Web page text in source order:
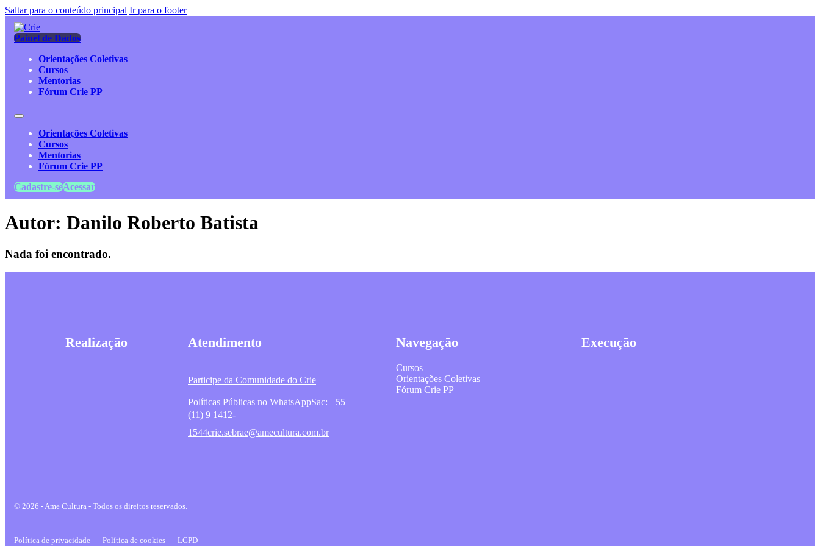
Saltar para o conteúdo principal Ir para o footer
Painel de Dados
Orientações Coletivas
Cursos
Mentorias
Fórum Crie PP
Orientações Coletivas
Cursos
Mentorias
Fórum Crie PP
Cadastre-seAcessar
Autor: Danilo Roberto Batista
Nada foi encontrado.
Realização Atendimento
Participe da Comunidade do Crie
Políticas Públicas no WhatsAppSac: +55
(11) 9 1412-
1544crie.sebrae@amecultura.com.br
Navegação
Cursos
Orientações Coletivas
Fórum Crie PP
Execução
© 2026 - Ame Cultura - Todos os direitos reservados.
Política de privacidade Política de cookies LGPD